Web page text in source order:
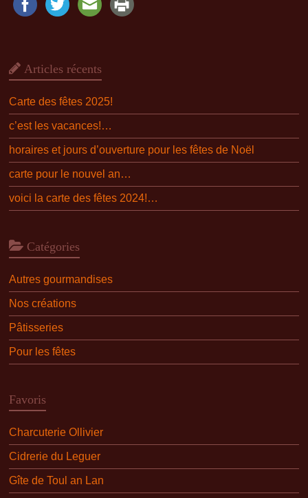
Articles récents
Carte des fêtes 2025!
c’est les vacances!…
horaires et jours d’ouverture pour les fêtes de Noël
carte pour le nouvel an…
voici la carte des fêtes 2024!…
Catégories
Autres gourmandises
Nos créations
Pâtisseries
Pour les fêtes
Favoris
Charcuterie Ollivier
Cidrerie du Leguer
Gîte de Toul an Lan